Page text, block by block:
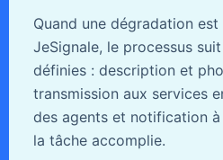
Quand une dégradation
JeSignale, le processus
définies : description et
transmission aux services
des agents et notification à
la tâche accomplie.